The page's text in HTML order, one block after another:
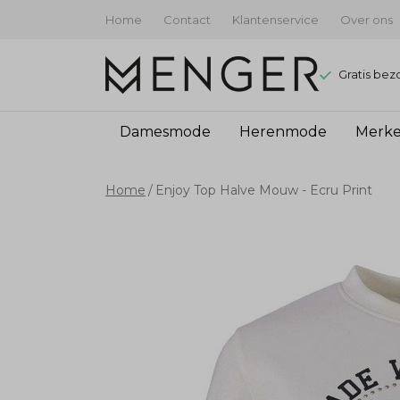
Home Contact Klantenservice Over ons
Gratis
Damesmode Herenmode
EnjoyHome Enjoy Top Halve Mouw - Ecru Print